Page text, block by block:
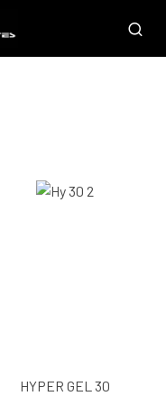
HYPER GEL 30